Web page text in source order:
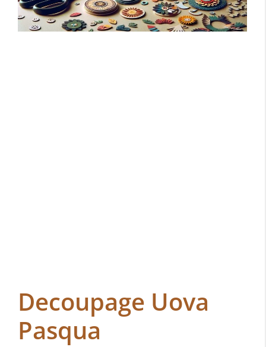
Decoupage Uova
Pasqua